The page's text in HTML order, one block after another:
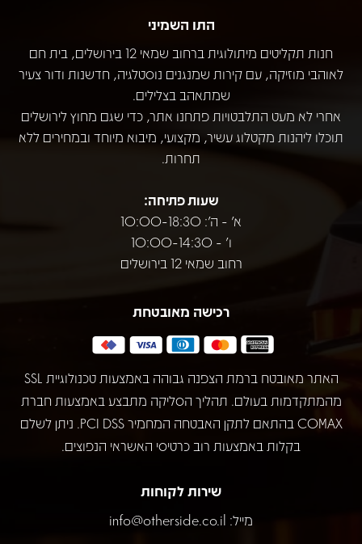
התו השמיני
חנות תקליטים מיתולוגית ברחוב שמאי 12 בירושלים, בית חם
לאוהבי מוזיקה, עם קירות שמנגנים נוסטלגיה, חדשנות ודור צעיר
שמתאהב בצלילים.
אחרי לא מעט התלבטויות פתחנו אתר, כדי שגם מחוץ לירושלים
תוכלו ליהנות מקטלוג עשיר, מקצועי, מיבוא מיוחד ובמחירים ללא
תחרות.
שעות פתיחה:
א' - ה': 10:00-18:30
ו' - 10:00-14:30
רחוב שמאי 12 בירושלים
רכישה מאובטחת
האתר מאובטח ברמת הצפנה גבוהה באמצעות טכנולוגיית SSL
מהמתקדמות בעולם. תהליך הסליקה מתבצע באמצעות חברת
COMAX בהתאם לתקן האבטחה המחמיר PCI DSS. ניתן לשלם
בקלות באמצעות רוב כרטיסי האשראי הנפוצים.
שירות לקוחות
מייל: info@otherside.co.il